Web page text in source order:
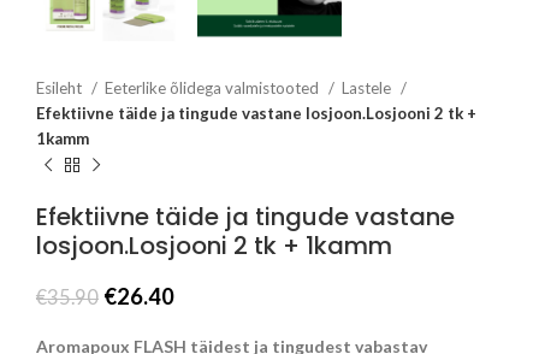
Esileht Eeterlike õlidega valmistooted
Lastele
Efektiivne täide ja tingude vastane losjoon.Losjooni 2 tk +
1kamm
Efektiivne täide ja tingude vastane
losjoon.Losjooni 2 tk + 1kamm
€35.90 Algne
oli:
€26.40Praegune
on:
Aromapoux FLASH täidest ja tingudest vabastav